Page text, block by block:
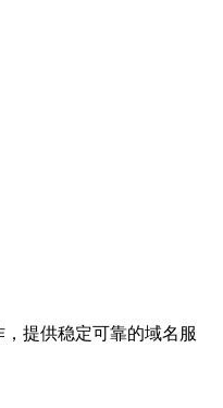
提供稳定可靠的域名服